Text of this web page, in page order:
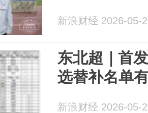
新浪财经 2026-05-
东北超｜首
选替补名单
新浪财经 2026-05-